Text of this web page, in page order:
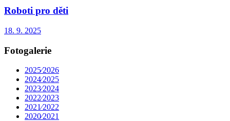
Roboti pro děti
18. 9. 2025
Fotogalerie
2025⁄2026
2024⁄2025
2023⁄2024
2022⁄2023
2021⁄2022
2020⁄2021